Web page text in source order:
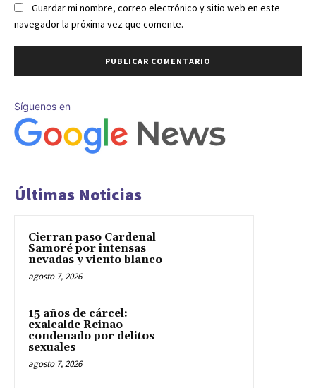
Guardar mi nombre, correo electrónico y sitio web en este
navegador la próxima vez que comente.
Síguenos en
Últimas Noticias
Cierran paso Cardenal
Samoré por intensas
nevadas y viento blanco
agosto 7, 2026
15 años de cárcel:
exalcalde Reinao
condenado por delitos
sexuales
agosto 7, 2026